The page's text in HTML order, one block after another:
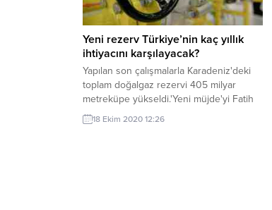
Yeni rezerv Türkiye’nin kaç yıllık
ihtiyacını karşılayacak?
Yapılan son çalışmalarla Karadeniz'deki
toplam doğalgaz rezervi 405 milyar
metreküpe yükseldi.'Yeni müjde'yi Fatih
Sondaj gemisinde incelemelerde
bulunan Cumhurbaşkanı Recep Tayyip
18 Ekim 2020 12:26